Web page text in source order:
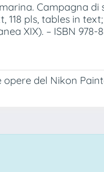
Campagna di
118 pls, tables in
XIX). – ISBN 978-
del Nikon